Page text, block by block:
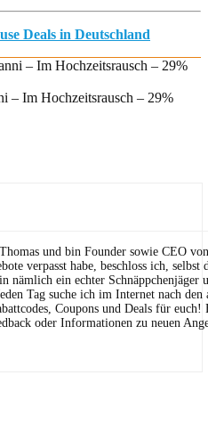
Deals in Deutschland
– Im Hochzeitsrausch – 29%
und bin Founder sowie CEO
verpasst habe, beschloss ich,
nämlich ein echter Schnäppchenjäger
Tag suche ich im Internet nach den
Coupons und Deals für euch!
oder Informationen zu neuen